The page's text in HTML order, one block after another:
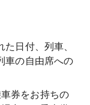
日付、列車、
車の自由席への
券をお持ちの